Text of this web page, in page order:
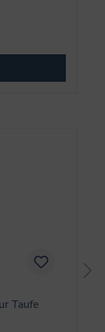
Taufe